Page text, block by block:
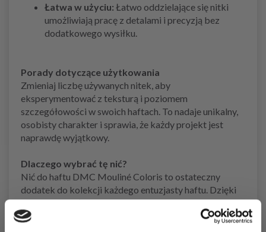
Łatwa w użyciu: Łatwo oddzielające się nitki
umożliwiają pracę z detalami i precyzją bez
dodatkowego wysiłku.
Porady dotyczące użytkowania
Zmieniaj liczbę używanych nitek, aby
eksperymentować z teksturą i poziomem
szczegółowości w swoich haftach. To nadaje unikalny,
osobisty charakter i sprawia, że każdy projekt jest
naprawdę wyjątkowy.
Dlaczego wybrać tę nić?
Nić do haftu DMC Mouliné Coloris to ostateczny
dodatek do kolekcji każdego entuzjasty haftu. Dzięki
swojej zdolności do pięknego i bezproblemowego
mieszania kolorów, jest to marzenie zarówno dla